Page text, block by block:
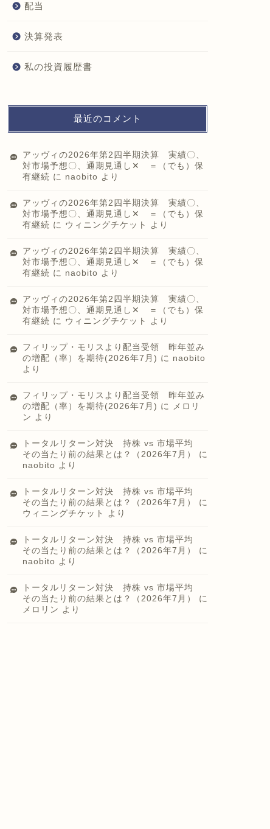
配当
決算発表
私の投資履歴書
最近のコメント
アッヴィの2026年第2四半期決算 実績〇、
対市場予想〇、通期見通し✕ ＝（でも）保
有継続 に naobito より
アッヴィの2026年第2四半期決算 実績〇、
対市場予想〇、通期見通し✕ ＝（でも）保
有継続 に ウィニングチケット より
アッヴィの2026年第2四半期決算 実績〇、
対市場予想〇、通期見通し✕ ＝（でも）保
有継続 に naobito より
アッヴィの2026年第2四半期決算 実績〇、
対市場予想〇、通期見通し✕ ＝（でも）保
有継続 に ウィニングチケット より
フィリップ・モリスより配当受領 昨年並み
の増配（率）を期待(2026年7月) に naobito
より
フィリップ・モリスより配当受領 昨年並み
の増配（率）を期待(2026年7月) に メロリ
ン より
トータルリターン対決 持株 vs 市場平均
その当たり前の結果とは？（2026年7月）
に
naobito より
トータルリターン対決 持株 vs 市場平均
その当たり前の結果とは？（2026年7月）
に
ウィニングチケット
より
トータルリターン対決 持株 vs 市場平均
その当たり前の結果とは？（2026年7月）
に
naobito より
トータルリターン対決 持株 vs 市場平均
その当たり前の結果とは？（2026年7月）
に
メロリン より